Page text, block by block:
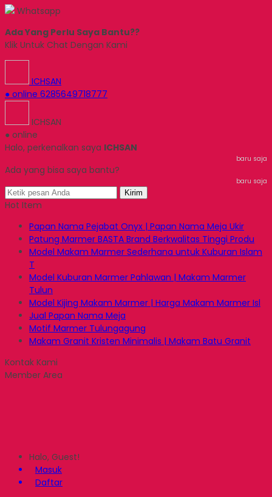
Whatsapp
Ada Yang Perlu Saya Bantu??
Klik Untuk Chat Dengan Kami
ICHSAN
● online 6285649718777
ICHSAN
● online
Halo, perkenalkan saya ICHSAN
baru saja
Ada yang bisa saya bantu?
baru saja
Kirim
Hot Item
Papan Nama Pejabat Onyx | Papan Nama Meja Ukir
Patung Marmer BASTA Brand Berkwalitas Tinggi Produ
Model Makam Marmer Sederhana untuk Kuburan Islam
T
Model Kuburan Marmer Pahlawan | Makam Marmer
Tulun
Model Kijing Makam Marmer | Harga Makam Marmer Isl
Jual Papan Nama Meja
Motif Marmer Tulungagung
Makam Granit Kristen Minimalis | Makam Batu Granit
Kontak Kami
Member Area
Halo, Guest!
Masuk
Daftar